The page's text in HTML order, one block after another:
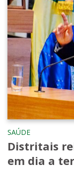
SAÚDE
Distritais
em dia a